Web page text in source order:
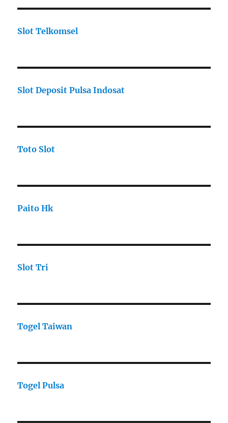
Slot Telkomsel
Slot Deposit Pulsa Indosat
Toto Slot
Paito Hk
Slot Tri
Togel Taiwan
Togel Pulsa